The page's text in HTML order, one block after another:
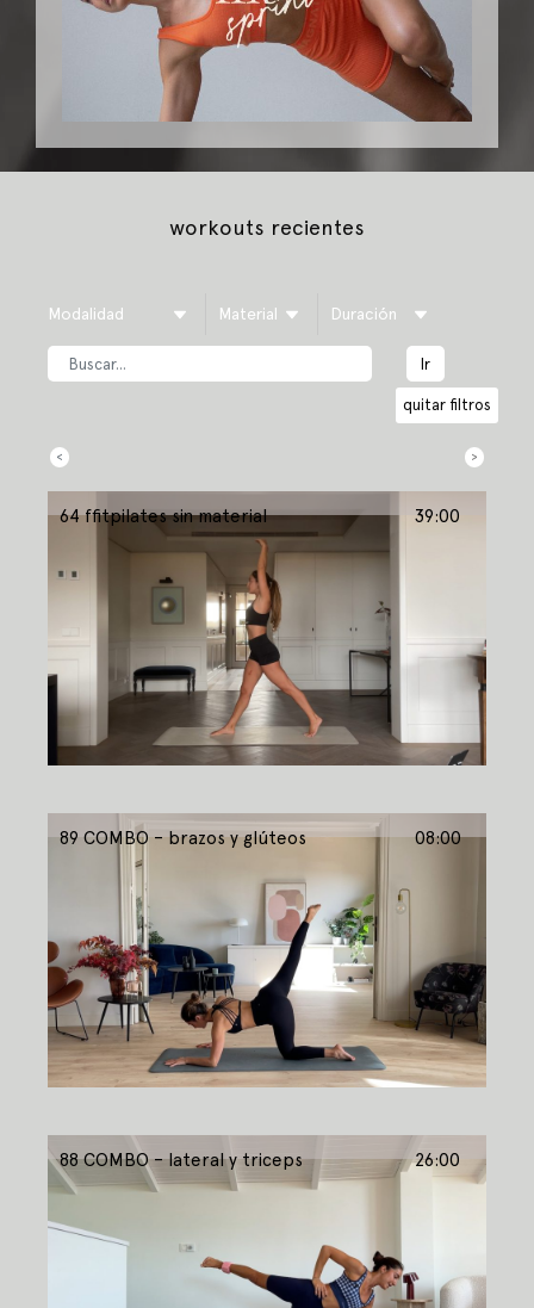
workouts recientes
< >
64 ffitpilates sin material 39:00
89 COMBO – brazos y glúteos 08:00
88 COMBO – lateral y triceps 26:00